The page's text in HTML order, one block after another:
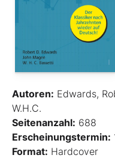
Autoren: Edwards,
W.H.C.
Seitenanzahl: 688
Erscheinungstermin:
Format: Hardcover